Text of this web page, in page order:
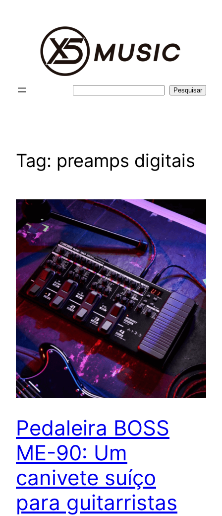
Pesquisar
Tag: preamps digitais
Pedaleira BOSS
ME-90: Um
canivete suíço
para guitarristas